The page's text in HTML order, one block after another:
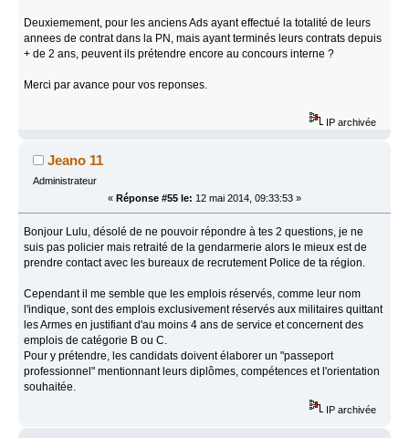
Deuxiemement, pour les anciens Ads ayant effectué la totalité de leurs
annees de contrat dans la PN, mais ayant terminés leurs contrats depuis
+ de 2 ans, peuvent ils prétendre encore au concours interne ?
Merci par avance pour vos reponses.
IP archivée
Jeano 11
Administrateur
« Réponse #55 le: 12 mai 2014, 09:33:53 »
Bonjour Lulu, désolé de ne pouvoir répondre à tes 2 questions, je ne
suis pas policier mais retraité de la gendarmerie alors le mieux est de
prendre contact avec les bureaux de recrutement Police de ta région.
Cependant il me semble que les emplois réservés, comme leur nom
l'indique, sont des emplois exclusivement réservés aux militaires quittant
les Armes en justifiant d'au moins 4 ans de service et concernent des
emplois de catégorie B ou C.
Pour y prétendre, les candidats doivent élaborer un "passeport
professionnel" mentionnant leurs diplômes, compétences et l'orientation
souhaitée.
IP archivée